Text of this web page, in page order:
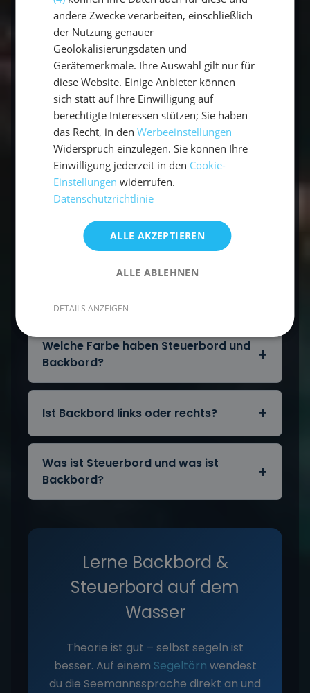
Warum sagt man nicht einfach rechts
und links?
Was bedeutet die rechte Seite beim
Boot?
Was bedeutet Steuerbord und
Backbord?
Steuerbord-Eselsbrücke: Wie merke
ich mir die Seiten?
Welche Farbe haben Steuerbord und
Backbord?
Ist Backbord links oder rechts?
Was ist Steuerbord und was ist
Backbord?
Lerne Backbord &
Steuerbord auf dem
Wasser
Theorie ist gut – selbst segeln ist
besser. Auf einem Segeltörn wendest
du die Seemannssprache direkt an und
andere Zwecke verarbeiten, einschließlich
der Nutzung genauer
Geolokalisierungsdaten und
Gerätemerkmale. Ihre Auswahl gilt nur für
diese Website. Einige Anbieter können
sich statt auf Ihre Einwilligung auf
berechtigte Interessen stützen; Sie haben
das Recht, in denWerbeeinstellungen
Widerspruch einzulegen. Sie können Ihre
Einwilligung jederzeit in den Cookie-
Einstellungen widerrufen.
Datenschutzrichtlinie
ALLE AKZEPTIEREN
ALLE ABLEHNEN
DETAILS ANZEIGEN